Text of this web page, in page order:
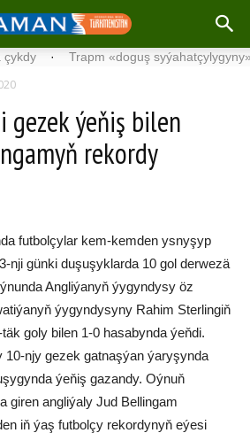
· Trapm «doguş syýahatçylygyny»
ýeňiş bilen
rekordy
futbolçylar kem-kemden ysnyşyp
nji günki duşuşyklarda 10 gol derwezä
Angliýanyň ýygyndysy öz
ýygyndysyny Rahim Sterlingiň
goly bilen 1-0 hasabynda ýeňdi.
njy gezek gatnaşýan ýaryşynda
ýeňiş gazandy. Oýnuň
giren angliýaly Jud Bellingam
iň ýaş futbolçy rekordynyň eýesi